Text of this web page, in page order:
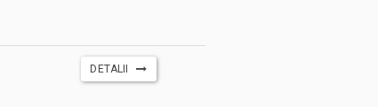
DETALII